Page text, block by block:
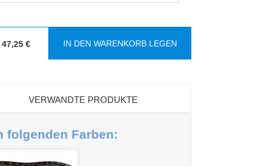
47,25 € IN DEN WARENKORB LEGEN
VERWANDTE PRODUKTE
folgenden Farben: